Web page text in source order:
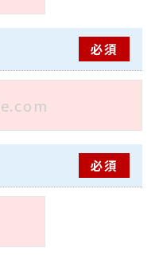
必須
必須